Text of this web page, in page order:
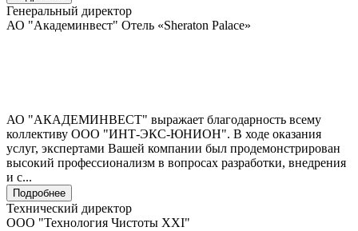
Генеральный директор
АО "Академинвест" Отель «Sheraton Palace»
АО "АКАДЕМИНВЕСТ" выражает благодарность всему
коллективу ООО "ИНТ-ЭКС-ЮНИОН". В ходе оказания
услуг, экспертами Вашей компании был продемонстрирован
высокий профессионализм в вопросах разработки, внедрения
и с...
Подробнее
Технический директор
ООО "Технология Чистоты XXI"